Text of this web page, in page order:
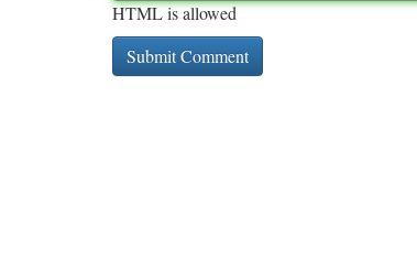
HTML is allowed